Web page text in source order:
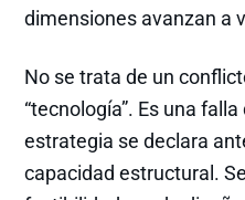
dimensiones avanzan a
No se trata de un
“tecnología”. Es una
estrategia se declara
capacidad estructural.